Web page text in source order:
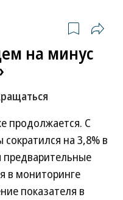
на минус
продолжается. С
на 3,8% в
в мониторинге
показателя в